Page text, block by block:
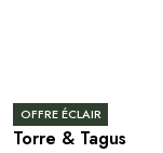
OFFRE ÉCLAIR
Torre & Tagus